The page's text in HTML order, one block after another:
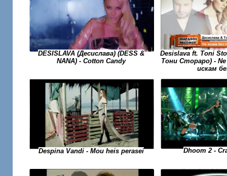
DESISLAVA (Десислава) (DESS &
NANA) - Cotton Candy
Desislava ft. Toni
Тони Стораро) -
искам
Despina Vandi - Mou heis perasei Dhoom 2 -